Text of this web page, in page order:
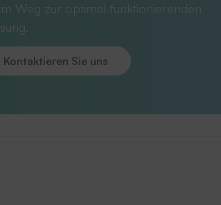
Weg zur optimal funktionierenden
Kontaktieren Sie uns